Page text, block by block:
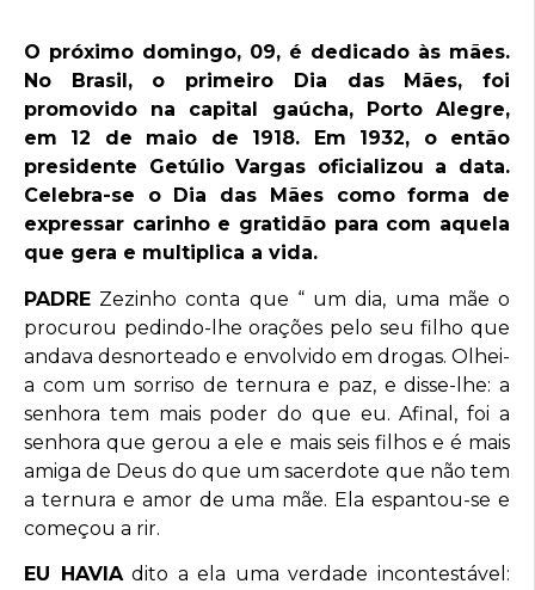
O próximo domingo, 09, é dedicado às mães.
No Brasil, o primeiro Dia das Mães, foi
promovido na capital gaúcha, Porto Alegre,
em 12 de maio de 1918. Em 1932, o então
presidente Getúlio Vargas oficializou a data.
Celebra-se o Dia das Mães como forma de
expressar carinho e gratidão para com aquela
que gera e multiplica a vida.
PADRE Zezinho conta que “ um dia, uma mãe o
procurou pedindo-lhe orações pelo seu filho que
andava desnorteado e envolvido em drogas. Olhei-
a com um sorriso de ternura e paz, e disse-lhe: a
senhora tem mais poder do que eu. Afinal, foi a
senhora que gerou a ele e mais seis filhos e é mais
amiga de Deus do que um sacerdote que não tem
a ternura e amor de uma mãe. Ela espantou-se e
começou a rir.
EU HAVIAdito a ela uma verdade incontestável: